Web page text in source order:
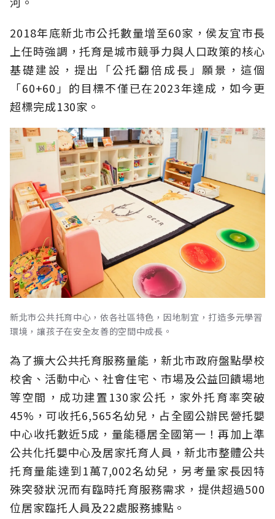
2018年底新北市公托數量增至60家，侯友宜市長
上任時強調，托育是城市競爭力與人口政策的核心
基礎建設，提出「公托翻倍成長」願景，這個
「60+60」的目標不僅已在2023年達成，如今更
超標完成130家。
新北市公共托育中心，依各社區特色，因地制宜，打造多元學習
環境，讓孩子在安全友善的空間中成長。
為了擴大公共托育服務量能，新北市政府盤點學校
校舍、活動中心、社會住宅、市場及公益回饋場地
等空間，成功建置130家公托，家外托育率突破
45%，可收托6,565名幼兒，占全國公辦民營托嬰
中心收托數近5成，量能穩居全國第一！再加上準
公共化托嬰中心及居家托育人員，新北市整體公共
托育量能達到1萬7,002名幼兒，另考量家長因特
殊突發狀況而有臨時托育服務需求，提供超過500
位居家臨托人員及22處服務據點。